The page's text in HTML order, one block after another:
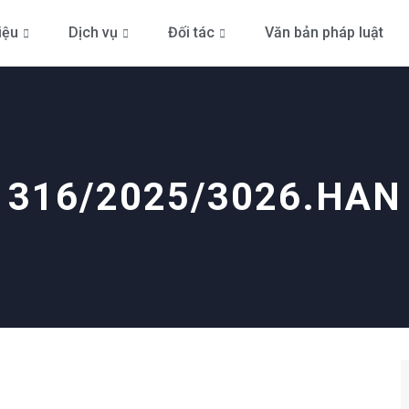
Dịch vụ Đối tác Văn bản pháp luật
316/2025/3026.HAN